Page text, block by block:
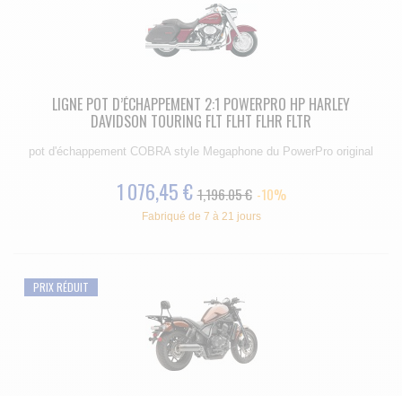
LIGNE POT D’ÉCHAPPEMENT 2:1 POWERPRO HP HARLEY
DAVIDSON TOURING FLT FLHT FLHR FLTR
pot d'échappement COBRA style Megaphone du PowerPro original
1 076,45 € 1,196.05 € -10%
Fabriqué de 7 à 21 jours
PRIX RÉDUIT